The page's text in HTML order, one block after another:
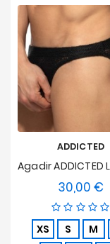
ADDICTED
30,00 €
XS S M